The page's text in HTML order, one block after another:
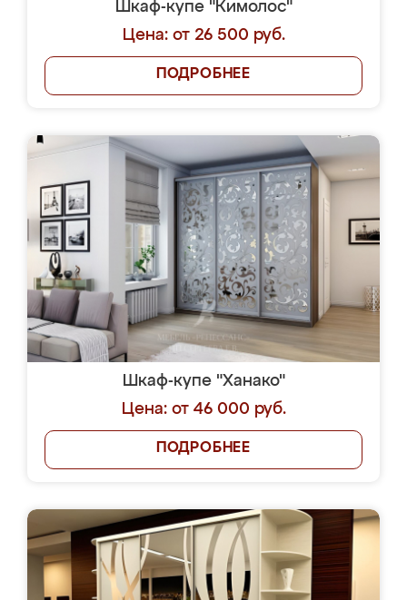
Шкаф-купе "Кимолос"
Цена: от 26 500 руб.
ПОДРОБНЕЕ
Шкаф-купе "Ханако"
Цена: от 46 000 руб.
ПОДРОБНЕЕ